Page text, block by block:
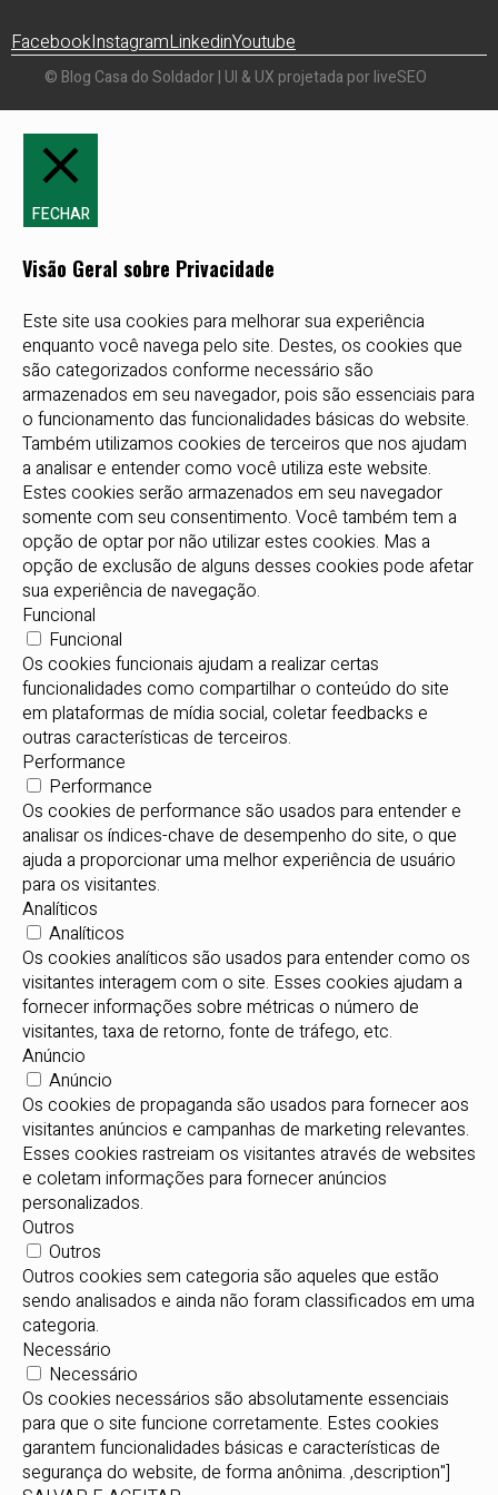
FacebookInstagramLinkedinYoutube
© Blog Casa do Soldador | UI & UX projetada por liveSEO
FECHAR
Visão Geral sobre Privacidade
Este site usa cookies para melhorar sua experiência
enquanto você navega pelo site. Destes, os cookies que
são categorizados conforme necessário são
armazenados em seu navegador, pois são essenciais para
o funcionamento das funcionalidades básicas do website.
Também utilizamos cookies de terceiros que nos ajudam
a analisar e entender como você utiliza este website.
Estes cookies serão armazenados em seu navegador
somente com seu consentimento. Você também tem a
opção de optar por não utilizar estes cookies. Mas a
opção de exclusão de alguns desses cookies pode afetar
sua experiência de navegação.
Funcional
Funcional
Os cookies funcionais ajudam a realizar certas
funcionalidades como compartilhar o conteúdo do site
em plataformas de mídia social, coletar feedbacks e
outras características de terceiros.
Performance
Performance
Os cookies de performance são usados para entender e
analisar os índices-chave de desempenho do site, o que
ajuda a proporcionar uma melhor experiência de usuário
para os visitantes.
Analíticos
Analíticos
Os cookies analíticos são usados para entender como os
visitantes interagem com o site. Esses cookies ajudam a
fornecer informações sobre métricas o número de
visitantes, taxa de retorno, fonte de tráfego, etc.
Anúncio
Anúncio
Os cookies de propaganda são usados para fornecer aos
visitantes anúncios e campanhas de marketing relevantes.
Esses cookies rastreiam os visitantes através de websites
e coletam informações para fornecer anúncios
personalizados.
Outros
Outros
Outros cookies sem categoria são aqueles que estão
sendo analisados e ainda não foram classificados em uma
categoria.
Necessário
Necessário
Os cookies necessários são absolutamente essenciais
para que o site funcione corretamente. Estes cookies
garantem funcionalidades básicas e características de
segurança do website, de forma anônima. ,description"]